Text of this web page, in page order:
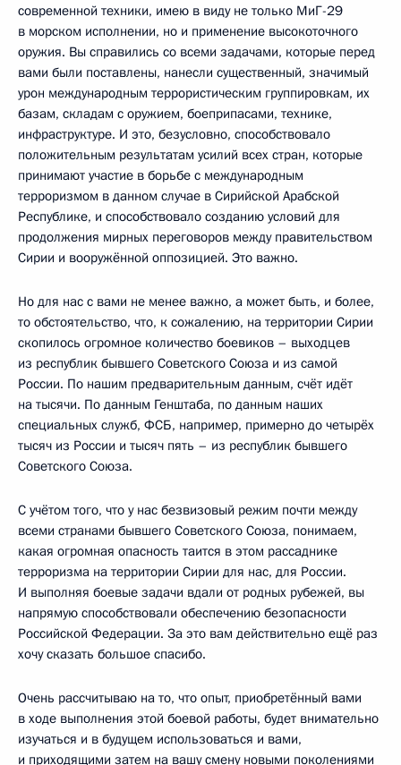
современной техники, имею в виду не только МиГ-29
в морском исполнении, но и применение высокоточного
оружия. Вы справились со всеми задачами, которые перед
вами были поставлены, нанесли существенный, значимый
урон международным террористическим группировкам, их
базам, складам с оружием, боеприпасами, технике,
инфраструктуре. И это, безусловно, способствовало
положительным результатам усилий всех стран, которые
принимают участие в борьбе с международным
терроризмом в данном случае в Сирийской Арабской
Республике, и способствовало созданию условий для
продолжения мирных переговоров между правительством
Сирии и вооружённой оппозицией. Это важно.
Но для нас с вами не менее важно, а может быть, и более,
то обстоятельство, что, к сожалению, на территории Сирии
скопилось огромное количество боевиков – выходцев
из республик бывшего Советского Союза и из самой
России. По нашим предварительным данным, счёт идёт
на тысячи. По данным Генштаба, по данным наших
специальных служб, ФСБ, например, примерно до четырёх
тысяч из России и тысяч пять – из республик бывшего
Советского Союза.
С учётом того, что у нас безвизовый режим почти между
всеми странами бывшего Советского Союза, понимаем,
какая огромная опасность таится в этом рассаднике
терроризма на территории Сирии для нас, для России.
И выполняя боевые задачи вдали от родных рубежей, вы
напрямую способствовали обеспечению безопасности
Российской Федерации. За это вам действительно ещё раз
хочу сказать большое спасибо.
Очень рассчитываю на то, что опыт, приобретённый вами
в ходе выполнения этой боевой работы, будет внимательно
изучаться и в будущем использоваться и вами,
и приходящими затем на вашу смену новыми поколениями